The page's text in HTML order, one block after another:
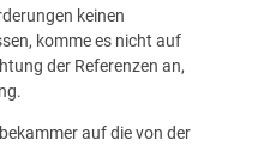
keinen
komme es nicht auf
der Referenzen an,
auf die von der